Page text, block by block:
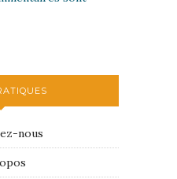
nous